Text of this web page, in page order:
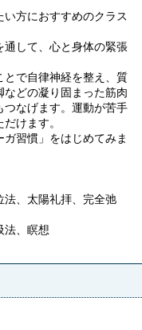
方におすすめのクラス
して、心と身体の緊張
で自律神経を整え、質
どの凝り固まった筋肉
なげます。運動が苦手
けます。
習慣」をはじめてみま
法、太陽礼拝、完全弛
法、瞑想